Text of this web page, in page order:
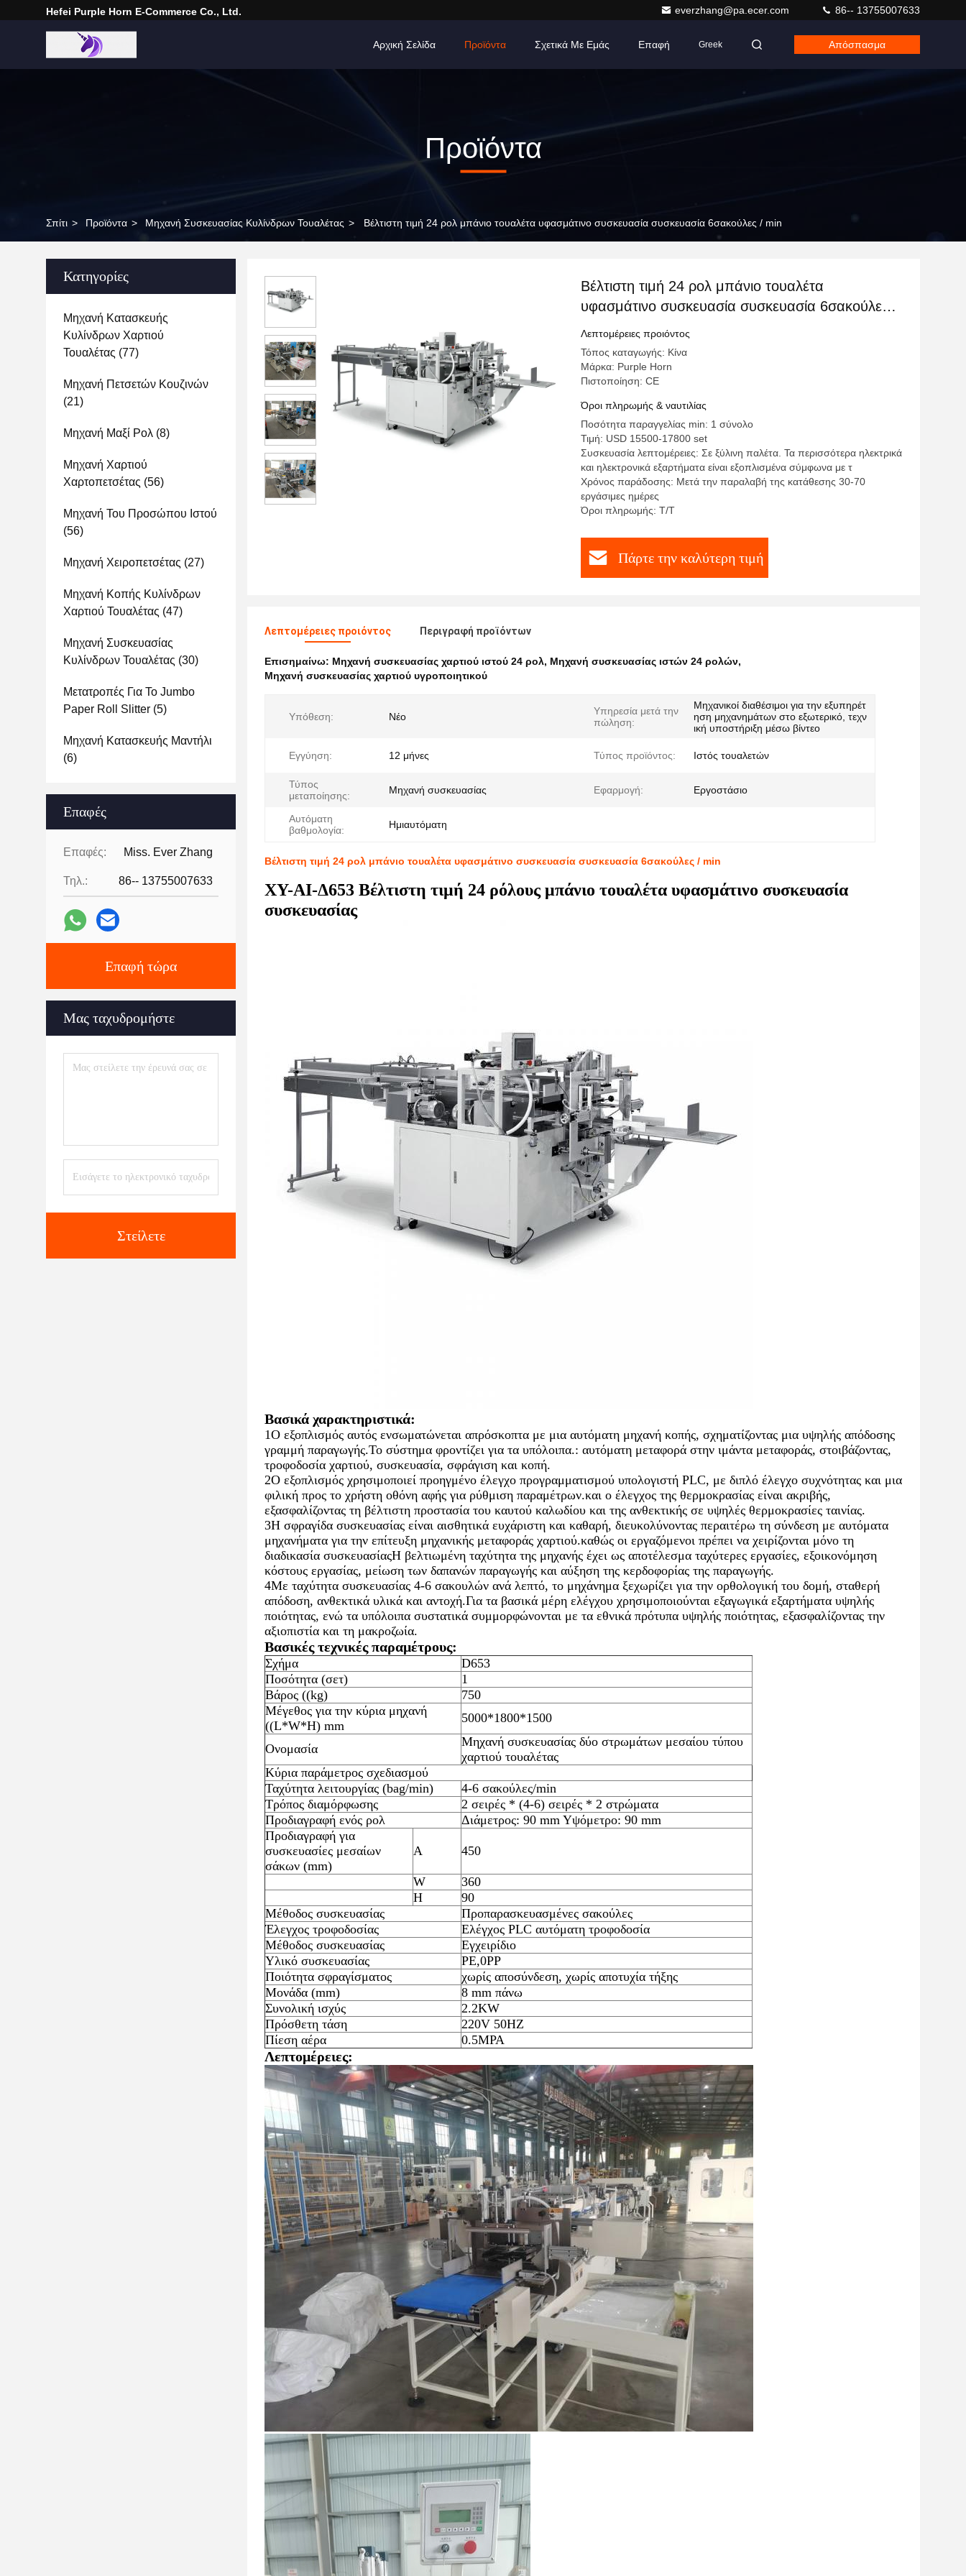
Hefei Purple Horn E-Commerce Co., Ltd. everzhang@pa.ecer.com 86-- 13755007633
Αρχική Σελίδα Προϊόντα Σχετικά Με Εμάς Επαφή Greek Απόσπασμα
Προϊόντα
Σπίτι > Προϊόντα > Μηχανή Συσκευασίας Κυλίνδρων Τουαλέτας > Βέλτιστη τιμή 24 ρολ μπάνιο τουαλέτα υφασμάτινο συσκευασία συσκευασία 6σακούλες / min
Κατηγορίες
Μηχανή Κατασκευής
Κυλίνδρων Χαρτιού
Τουαλέτας (77)
Μηχανή Πετσετών Κουζινών
(21)
Μηχανή Μαξί Ρολ (8)
Μηχανή Χαρτιού
Χαρτοπετσέτας (56)
Μηχανή Του Προσώπου Ιστού
(56)
Μηχανή Χειροπετσέτας (27)
Μηχανή Κοπής Κυλίνδρων
Χαρτιού Τουαλέτας (47)
Μηχανή Συσκευασίας
Κυλίνδρων Τουαλέτας (30)
Μετατροπές Για Το Jumbo
Paper Roll Slitter (5)
Μηχανή Κατασκευής Μαντήλι
(6)
Επαφές
Επαφές: Miss. Ever Zhang
Τηλ.: 86-- 13755007633
Επαφή τώρα
Μας ταχυδρομήστε
Στείλετε
Βέλτιστη τιμή 24 ρολ μπάνιο τουαλέτα
υφασμάτινο συσκευασία συσκευασία 6σακούλες /
min
Λεπτομέρειες προιόντος
Τόπος καταγωγής: Κίνα
Μάρκα: Purple Horn
Πιστοποίηση: CE
Όροι πληρωμής & ναυτιλίας
Ποσότητα παραγγελίας min: 1 σύνολο
Τιμή: USD 15500-17800 set
Συσκευασία λεπτομέρειες: Σε ξύλινη παλέτα. Τα περισσότερα ηλεκτρικά
και ηλεκτρονικά εξαρτήματα είναι εξοπλισμένα σύμφωνα με τ
Χρόνος παράδοσης: Μετά την παραλαβή της κατάθεσης 30-70
εργάσιμες ημέρες
Όροι πληρωμής: Τ/Τ
Πάρτε την καλύτερη τιμή
Λεπτομέρειες προιόντος Περιγραφή προϊόντων
Επισημαίνω: Μηχανή συσκευασίας χαρτιού ιστού 24 ρολ, Μηχανή συσκευασίας ιστών 24 ρολών,
Μηχανή συσκευασίας χαρτιού υγροποιητικού
Υπόθεση: Νέο
Υπηρεσία μετά την
πώληση:
Μηχανικοί διαθέσιμοι για την εξυπηρέτ
ηση μηχανημάτων στο εξωτερικό, τεχν
ική υποστήριξη μέσω βίντεο
Εγγύηση: 12 μήνες Τύπος προϊόντος: Ιστός τουαλετών
Τύπος
μεταποίησης:
Μηχανή συσκευασίας Εφαρμογή: Εργοστάσιο
Αυτόματη
βαθμολογία:
Ημιαυτόματη
Βέλτιστη τιμή 24 ρολ μπάνιο τουαλέτα υφασμάτινο συσκευασία συσκευασία 6σακούλες / min
ΧΥ-ΑΙ-Δ653 Βέλτιστη τιμή 24 ρόλους μπάνιο τουαλέτα υφασμάτινο συσκευασία
συσκευασίας
Βασικά χαρακτηριστικά:
1Ο εξοπλισμός αυτός ενσωματώνεται απρόσκοπτα με μια αυτόματη μηχανή κοπής, σχηματίζοντας μια υψηλής απόδοσης
γραμμή παραγωγής.Το σύστημα φροντίζει για τα υπόλοιπα.: αυτόματη μεταφορά στην ιμάντα μεταφοράς, στοιβάζοντας,
τροφοδοσία χαρτιού, συσκευασία, σφράγιση και κοπή.
2Ο εξοπλισμός χρησιμοποιεί προηγμένο έλεγχο προγραμματισμού υπολογιστή PLC, με διπλό έλεγχο συχνότητας και μια
φιλική προς το χρήστη οθόνη αφής για ρύθμιση παραμέτρων.και ο έλεγχος της θερμοκρασίας είναι ακριβής,
εξασφαλίζοντας τη βέλτιστη προστασία του καυτού καλωδίου και της ανθεκτικής σε υψηλές θερμοκρασίες ταινίας.
3Η σφραγίδα συσκευασίας είναι αισθητικά ευχάριστη και καθαρή, διευκολύνοντας περαιτέρω τη σύνδεση με αυτόματα
μηχανήματα για την επίτευξη μηχανικής μεταφοράς χαρτιού.καθώς οι εργαζόμενοι πρέπει να χειρίζονται μόνο τη
διαδικασία συσκευασίαςΗ βελτιωμένη ταχύτητα της μηχανής έχει ως αποτέλεσμα ταχύτερες εργασίες, εξοικονόμηση
κόστους εργασίας, μείωση των δαπανών παραγωγής και αύξηση της κερδοφορίας της παραγωγής.
4Με ταχύτητα συσκευασίας 4-6 σακουλών ανά λεπτό, το μηχάνημα ξεχωρίζει για την ορθολογική του δομή, σταθερή
απόδοση, ανθεκτικά υλικά και αντοχή.Για τα βασικά μέρη ελέγχου χρησιμοποιούνται εξαγωγικά εξαρτήματα υψηλής
ποιότητας, ενώ τα υπόλοιπα συστατικά συμμορφώνονται με τα εθνικά πρότυπα υψηλής ποιότητας, εξασφαλίζοντας την
αξιοπιστία και τη μακροζωία.
Βασικές τεχνικές παραμέτρους:
Σχήμα
D653
Ποσότητα (σετ)
1
Βάρος ((kg)
750
Μέγεθος για την κύρια μηχανή
((L*W*H) mm
5000*1800*1500
Ονομασία
Μηχανή συσκευασίας δύο στρωμάτων μεσαίου τύπου
χαρτιού τουαλέτας
Κύρια παράμετρος σχεδιασμού
Ταχύτητα λειτουργίας (bag/min)
4-6 σακούλες/min
Τρόπος διαμόρφωσης
2 σειρές * (4-6) σειρές * 2 στρώματα
Προδιαγραφή ενός ρολ
Διάμετρος: 90 mm Υψόμετρο: 90 mm
Προδιαγραφή για
συσκευασίες μεσαίων
σάκων (mm)
Α 450
W
360
H
90
Μέθοδος συσκευασίας
Προπαρασκευασμένες σακούλες
Έλεγχος τροφοδοσίας
Ελέγχος PLC αυτόματη τροφοδοσία
Μέθοδος συσκευασίας
Εγχειρίδιο
Υλικό συσκευασίας
PE,0PP
Ποιότητα σφραγίσματος
χωρίς αποσύνδεση, χωρίς αποτυχία τήξης
Μονάδα (mm)
8 mm πάνω
Συνολική ισχύς
2.2KW
Πρόσθετη τάση
220V 50HZ
Πίεση αέρα
0.5MPA
Λεπτομέρειες: